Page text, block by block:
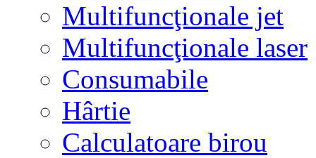
Multifuncţionale jet
Multifuncţionale laser
Consumabile
Hârtie
Calculatoare birou